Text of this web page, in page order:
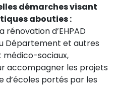
démarches visant
abouties :
rénovation d’EHPAD
Département et autres
médico-sociaux,
accompagner les projets
d’écoles portés par les